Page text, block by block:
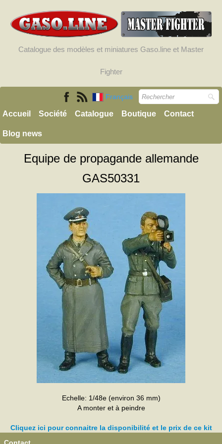
Catalogue des modèles et miniatures Gaso.line et Master
Fighter
Français
Accueil Société Catalogue Boutique Contact
Blog news
Equipe de propagande allemande
GAS50331
Echelle: 1/48e (environ 36 mm)
A monter et à peindre
Cliquez ici pour connaitre la disponibilité et le prix de ce kit